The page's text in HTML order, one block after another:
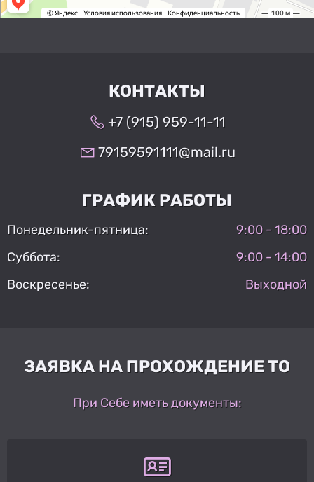
КОНТАКТЫ
+7 (915) 959-11-11
79159591111@mail.ru
ГРАФИК РАБОТЫ
Понедельник-пятница:
9:00 - 18:00
Суббота:
9:00 - 14:00
Воскресенье:
Выходной
ЗАЯВКА НА ПРОХОЖДЕНИЕ ТО
При Себе иметь документы: